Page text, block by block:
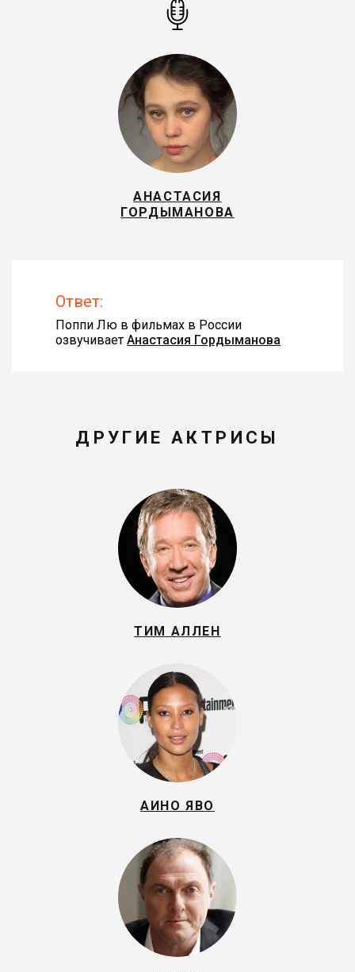
АНАСТАСИЯ
ГОРДЫМАНОВА
Ответ:
Поппи Лю в фильмах в России
озвучивает Анастасия Гордыманова
ДРУГИЕ АКТРИСЫ
ТИМ АЛЛЕН
АИНО ЯВО